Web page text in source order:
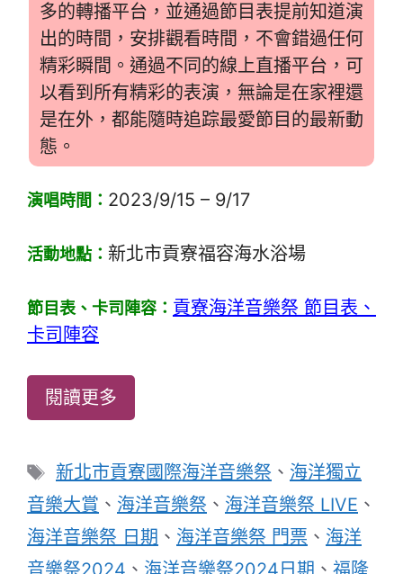
多的轉播平台，並通過節目表提前知道演
出的時間，安排觀看時間，不會錯過任何
精彩瞬間。通過不同的線上直播平台，可
以看到所有精彩的表演，無論是在家裡還
是在外，都能隨時追踪最愛節目的最新動
態。
演唱時間： 2023/9/15 – 9/17
活動地點： 新北市貢寮福容海水浴場
節目表、卡司陣容： 貢寮海洋音樂祭 節目表、
卡司陣容
閱讀更多
標
籤
新北市貢寮國際海洋音樂祭 、 海洋獨立
音樂大賞 、 海洋音樂祭 、 海洋音樂祭 LIVE 、
海洋音樂祭 日期 、 海洋音樂祭 門票 、 海洋